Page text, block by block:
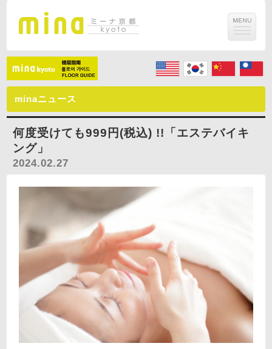
minaニュース
何度受けても999円(税込) !!「エステバイキ
ング」
2024.02.27